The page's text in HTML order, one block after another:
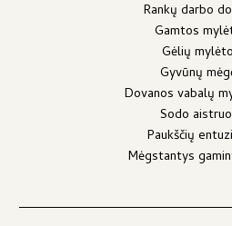
Rankų darbo
Gamtos
Gėlių
Gyvūnų
Dovanos vabalų
Sodo
Paukščių
Mėgstantys